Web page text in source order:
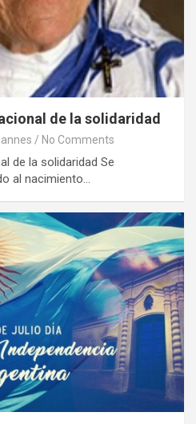
de la solidaridad
No Comments
de la solidaridad Se
al nacimiento…